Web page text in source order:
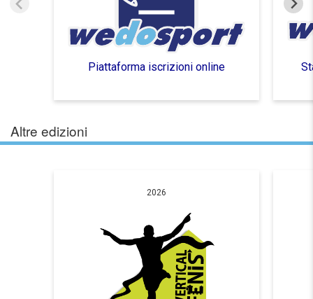
Piattaforma iscrizioni online
Altre edizioni
2026